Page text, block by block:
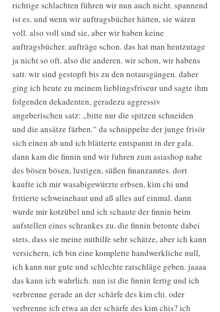
richtige schlachten führen wir nun auch nicht. spannend
ist es. und wenn wir auftragsbücher hätten, sie wären
voll. also voll sind sie, aber wir haben keine
auftragsbücher. aufträge schon. das hat man heutzutage
ja nicht so oft. also die anderen. wir schon, wir habens
satt. wir sind gestopft bis zu den notausgängen. daher
ging ich heute zu meinem lieblingsfriseur und sagte ihm
folgenden dekadenten, geradezu aggressiv
angeberischen satz: „bitte nur die spitzen schneiden
und die ansätze färben.“ da schnippelte der junge frisör
sich einen ab und ich blätterte entspannt in der gala.
dann kam die finnin und wir fuhren zum asiashop nahe
des bösen bösen, lustigen, süßen finanzamtes. dort
kaufte ich mir wasabigewürzte erbsen, kim chi und
fritierte schweinehaut und aß alles auf einmal. dann
wurde mir kotzübel und ich schaute der finnin beim
aufstellen eines schrankes zu. die finnin betonte dabei
stets, dass sie meine mithilfe sehr schätze, aber ich kann
versichern, ich bin eine komplette handwerkliche null,
ich kann nur gute und schlechte ratschläge geben. jaaaa
das kann ich wahrlich. nun ist die finnin fertig und ich
verbrenne gerade an der schärfe des kim chi. oder
verbrenne ich etwa an der schärfe des kim chis? ich